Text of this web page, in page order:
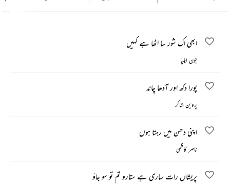
ابھی اک شور سا اٹھا ہے کہیں
جون ایلیا
پورا دکھ اور آدھا چاند
پروین شاکر
اپنی دھن میں رہتا ہوں
ناصر کاظمی
پریشاں رات ساری ہے ستارو تم تو سو جاؤ